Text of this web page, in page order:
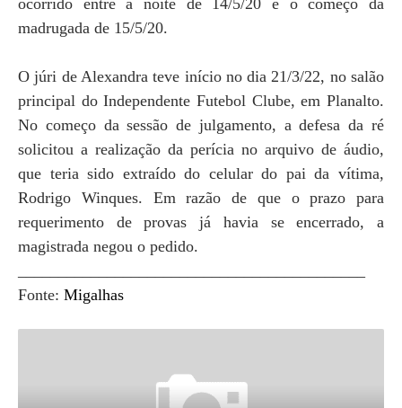
ocorrido entre a noite de 14/5/20 e o começo da
madrugada de 15/5/20.
O júri de Alexandra teve início no dia 21/3/22, no salão
principal do Independente Futebol Clube, em Planalto.
No começo da sessão de julgamento, a defesa da ré
solicitou a realização da perícia no arquivo de áudio,
que teria sido extraído do celular do pai da vítima,
Rodrigo Winques. Em razão de que o prazo para
requerimento de provas já havia se encerrado, a
magistrada negou o pedido.
Fonte: Migalhas